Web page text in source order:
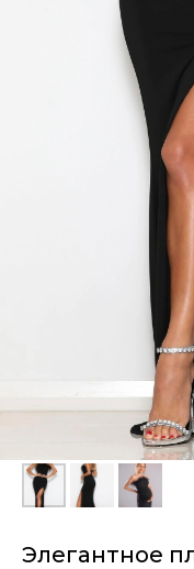
Элегантное